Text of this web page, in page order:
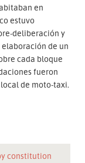
en
estuvo
deliberación y
de un
cada bloque
fueron
de moto-taxi.
constitution